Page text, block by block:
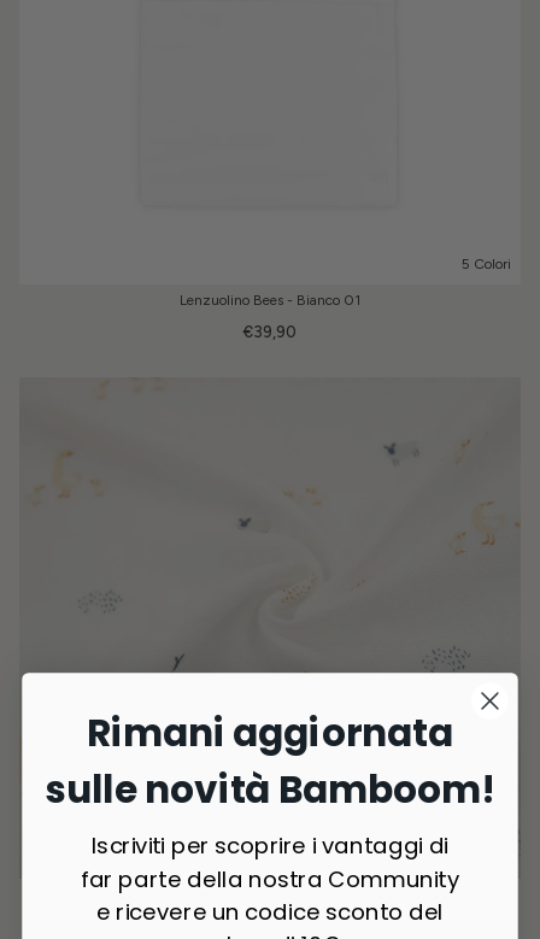
5 Colori
Lenzuolino Bees - Bianco 01
€39,90
Swaddle XL single - 120x120cm - FARM BUDDIES 135
Rimani aggiornata
sulle novità Bamboom!
Iscriviti per scoprire i vantaggi di
far parte della nostra Community
e ricevere un codice sconto del